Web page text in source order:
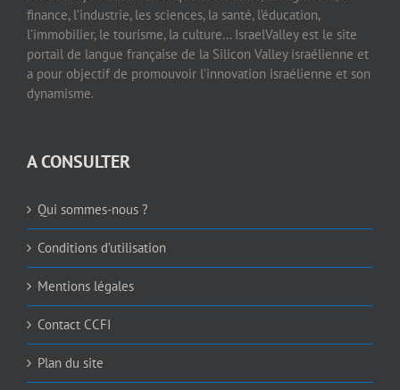
finance, l’industrie, les sciences, la santé, l’éducation,
l’immobilier, le tourisme, la culture… IsraelValley est le site
portail de langue française de la Silicon Valley israélienne et
a pour objectif de promouvoir l’innovation israélienne et son
dynamisme.
A CONSULTER
Qui sommes-nous ?
Conditions d’utilisation
Mentions légales
Contact CCFI
Plan du site